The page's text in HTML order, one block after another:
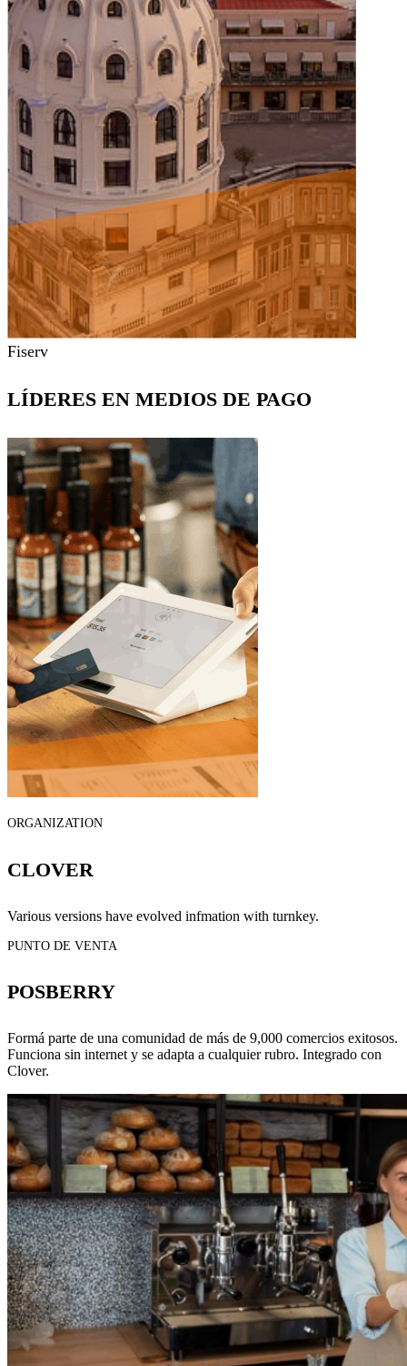
Fiserv
LÍDERES EN MEDIOS DE PAGO
ORGANIZATION
CLOVER
Various versions have evolved infmation with turnkey.
PUNTO DE VENTA
POSBERRY
Formá parte de una comunidad de más de 9,000 comercios exitosos.
Funciona sin internet y se adapta a cualquier rubro. Integrado con
Clover.